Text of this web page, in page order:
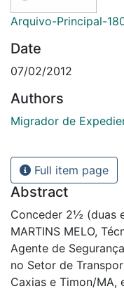
Arquivo-Principal-
Date
07/02/2012
Authors
Migrador de
Full item page
Abstract
Conceder 2½ (duas
MARTINS MELO,
Agente de
no Setor de
Caxias e Timon/MA,